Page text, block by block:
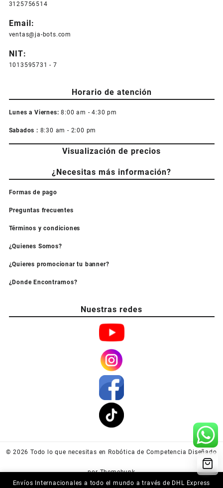
Envíos Internacionales a todo el mundo a través de DHL Express
3125756514
Email:
ventas@ja-bots.com
NIT:
1013595731 - 7
Horario de atención
Lunes a Viernes: 8:00 am - 4:30 pm
Sabados : 8:30 am - 2:00 pm
Visualización de precios
¿Necesitas más información?
Formas de pago
Preguntas frecuentes
Términos y condiciones
¿Quienes Somos?
¿Quieres promocionar tu banner?
¿Donde Encontrarnos?
Nuestras redes
© 2026 Todo lo que necesitas en Robótica de Competencia Diseñado
por Themehunk